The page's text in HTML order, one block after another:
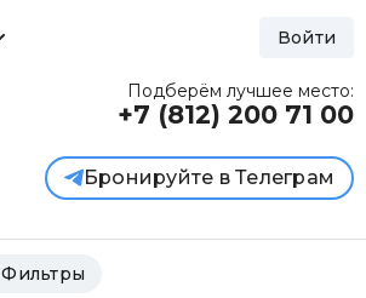
Войти
Подберём лучшее место:
+7 (812) 200 71 00
Бронируйте в Телеграм
Фильтры